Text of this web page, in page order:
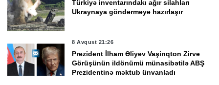
Türkiyə inventarındakı ağır silahları
Ukraynaya göndərməyə hazırlaşır
8 Avqust 21:26
Prezident İlham Əliyev Vaşinqton Zirvə
Görüşünün ildönümü münasibətilə ABŞ
Prezidentinə məktub ünvanladı